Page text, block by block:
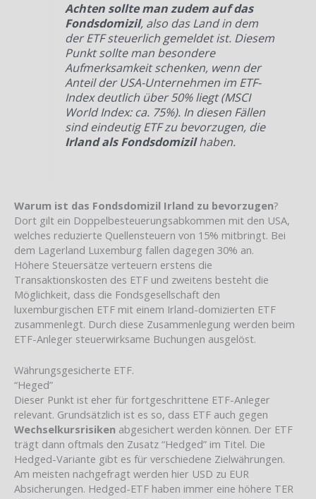
Achten sollte man zudem auf das
Fondsdomizil, also das Land in dem
der ETF steuerlich gemeldet ist. Diesem
Punkt sollte man besondere
Aufmerksamkeit schenken, wenn der
Anteil der USA-Unternehmen im ETF-
Index deutlich über 50% liegt (MSCI
World Index: ca. 75%). In diesen Fällen
sind eindeutig ETF zu bevorzugen, die
Irland als Fondsdomizilhaben.
Warum ist das Fondsdomizil Irland zu bevorzugen?
Dort gilt ein Doppelbesteuerungsabkommen mit den USA,
welches reduzierte Quellensteuern von 15% mitbringt. Bei
dem Lagerland Luxemburg fallen dagegen 30% an.
Höhere Steuersätze verteuern erstens die
Transaktionskosten des ETF und zweitens besteht die
Möglichkeit, dass die Fondsgesellschaft den
luxemburgischen ETF mit einem Irland-domizierten ETF
zusammenlegt. Durch diese Zusammenlegung werden beim
ETF-Anleger steuerwirksame Buchungen ausgelöst.
Währungsgesicherte ETF.
“Heged”
Dieser Punkt ist eher für fortgeschrittene ETF-Anleger
relevant. Grundsätzlich ist es so, dass ETF auch gegen
Wechselkursrisiken abgesichert werden können. Der ETF
trägt dann oftmals den Zusatz “Hedged” im Titel. Die
Hedged-Variante gibt es für verschiedene Zielwährungen.
Am meisten nachgefragt werden hier USD zu EUR
Absicherungen. Hedged-ETF haben immer eine höhere TER